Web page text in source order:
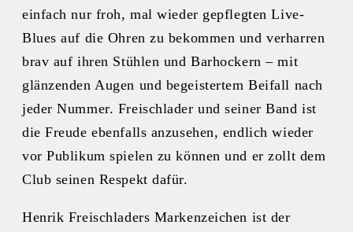
einfach nur froh, mal wieder gepflegten Live-
Blues auf die Ohren zu bekommen und verharren
brav auf ihren Stühlen und Barhockern – mit
glänzenden Augen und begeistertem Beifall nach
jeder Nummer. Freischlader und seiner Band ist
die Freude ebenfalls anzusehen, endlich wieder
vor Publikum spielen zu können und er zollt dem
Club seinen Respekt dafür.
Henrik Freischladers Markenzeichen ist der